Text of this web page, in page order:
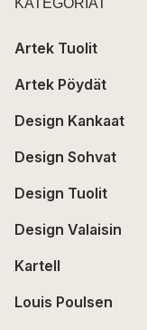
KATEGORIAT
Artek Tuolit
Artek Pöydät
Design Kankaat
Design Sohvat
Design Tuolit
Design Valaisin
Kartell
Louis Poulsen